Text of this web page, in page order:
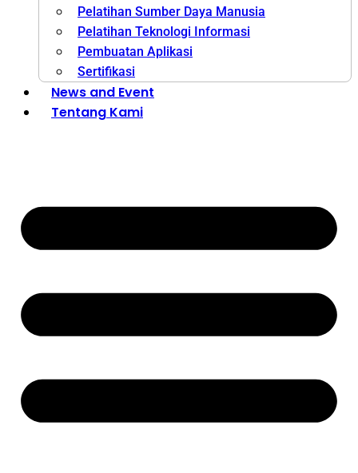
Pelatihan Sumber Daya Manusia
Pelatihan Teknologi Informasi
Pembuatan Aplikasi
Sertifikasi
News and Event
Tentang Kami